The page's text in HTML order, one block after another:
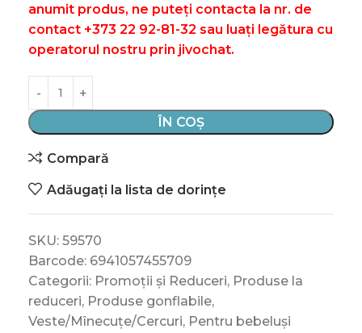
anumit produs, ne puteți contacta la nr. de
contact +373 22 92-81-32 sau luați legătura cu
operatorul nostru prin jivochat.
ÎN COȘ
Compară
Adăugați la lista de dorințe
SKU: 59570
Barcode: 6941057455709
Categorii: Promoții și Reduceri, Produse la
reduceri, Produse gonflabile,
Veste/Mînecuțe/Cercuri, Pentru bebeluși